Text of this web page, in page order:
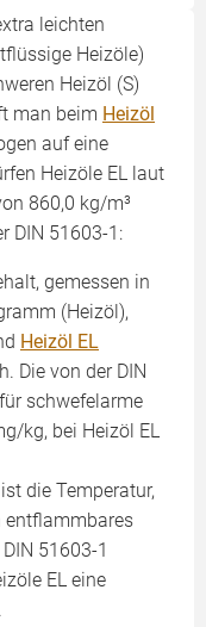
leichten
Heizöle)
Heizöl (S)
man beim Heizöl
auf eine
Heizöle EL laut
860,0 kg/m³
DIN 51603-1:
gemessen in
(Heizöl),
Heizöl EL
Die von der DIN
schwefelarme
kg, bei Heizöl EL
die Temperatur,
entflammbares
51603-1
EL eine